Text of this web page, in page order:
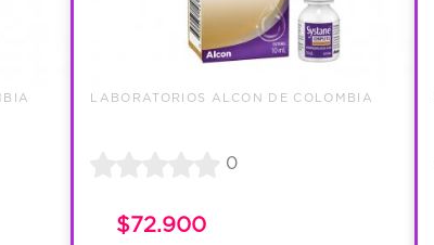
LABORATORIOS ALCON DE COLOMBIA
0
$72.900